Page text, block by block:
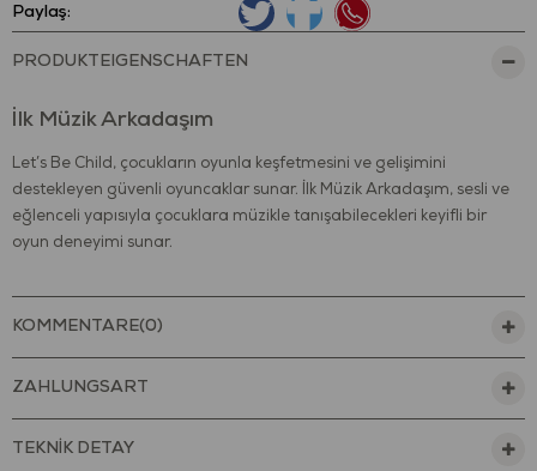
Paylaş:
PRODUKTEIGENSCHAFTEN
İlk Müzik Arkadaşım
Let’s Be Child, çocukların oyunla keşfetmesini ve gelişimini
destekleyen güvenli oyuncaklar sunar. İlk Müzik Arkadaşım, sesli ve
eğlenceli yapısıyla çocuklara müzikle tanışabilecekleri keyifli bir
oyun deneyimi sunar.
keşfeder.
KOMMENTARE(0)
ZAHLUNGSART
TEKNİK DETAY